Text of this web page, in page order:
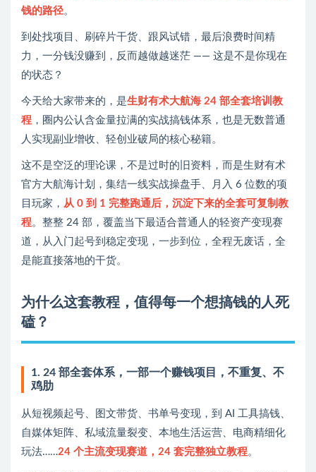
钱的路径。
到处找项目、刷碎片干货、跟风试错，最后浪费时间精
力，一分钱没赚到，反而越做越迷茫 —— 这是不是你现在
的状态？
今天给大家带来的，是生财有术大航海 24 部全套培训教
程 ，圈内公认含金量拉满的实战搞钱体系，也是无数普通
人实现副业增收、轻创业破局的核心秘籍。
这不是空泛的理论课，不是过时的旧资料，而是生财有术
官方大航海计划，集结一线实战操盘手、月入 6 位数的项
目玩家， 从 0 到 1 完整跑通后，沉淀下来的全套可复制教
程。整整 24 部，覆盖当下最适合普通人的轻资产变现赛
道，从入门起号到稳定变现，一步到位，全程无废话，全
是能直接落地的干货。
为什么这套教程，值得每一个想搞钱的人死
磕？
1. 24 部全套体系，一部一个赚钱项目，不重复、不
鸡肋
从短视频起号、图文带货、书单号变现，到 AI 工具搞钱、
自媒体矩阵、私域流量裂变、本地生活运营、电商精细化
玩法……24 个主流变现赛道，24 套完整独立教程。